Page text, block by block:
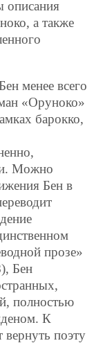
описания
а также
менее всего
«Оруноко»
барокко,
Можно
Бен в
прозе»
Бен
полностью
К
вернуть поэту